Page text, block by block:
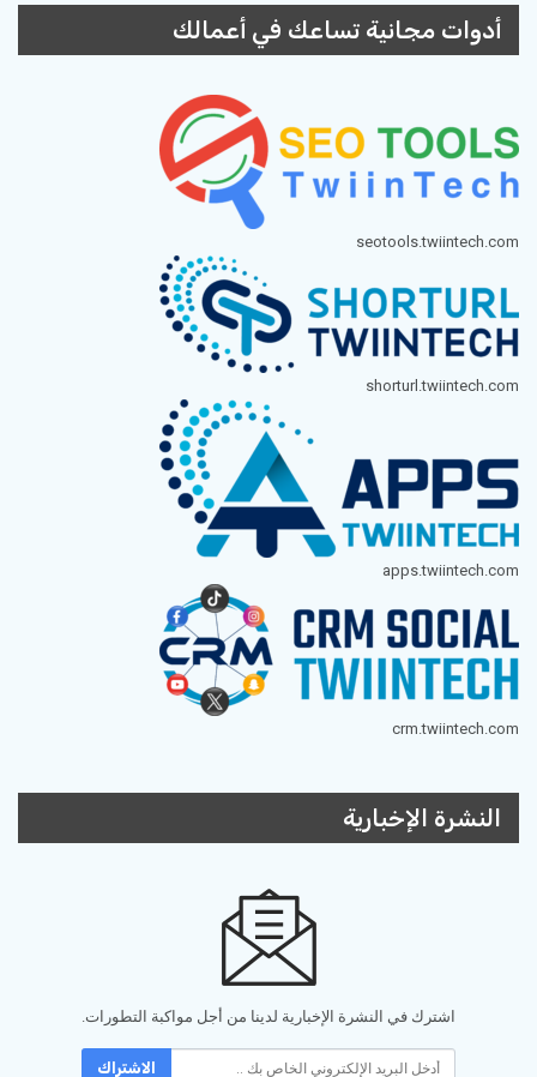
أدوات مجانية تساعك في أعمالك
seotools.twiintech.com
shorturl.twiintech.com
apps.twiintech.com
crm.twiintech.com
النشرة الإخبارية
اشترك في النشرة الإخبارية لدينا من أجل مواكبة التطورات.
الاشتراك